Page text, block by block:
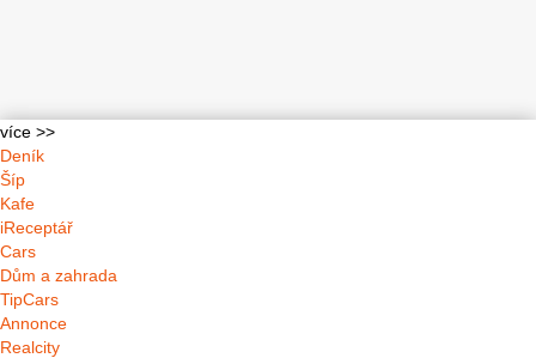
více >>
Deník
Šíp
Kafe
iReceptář
Cars
Dům a zahrada
TipCars
Annonce
Realcity